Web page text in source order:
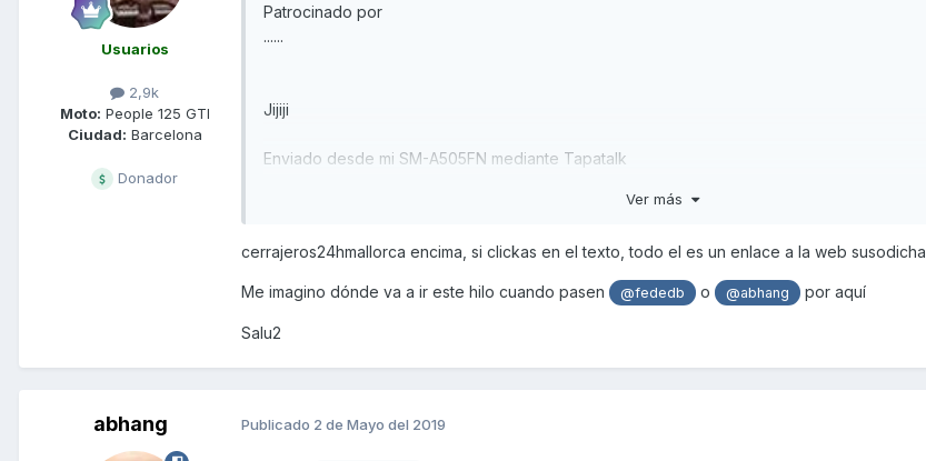
Usuarios
2,9k
Moto: People 125 GTI
Ciudad: Barcelona
Donador
Patrocinado por
......
Jijiji
Enviado desde mi SM-A505FN mediante Tapatalk
Ver más
cerrajeros24hmallorca encima, si clickas en el texto, todo el es un enlace a la web susodicha
Me imagino dónde va a ir este hilo cuando pasen @fededb o @abhang por aquí
Salu2
abhang Publicado 2 de Mayo del 2019